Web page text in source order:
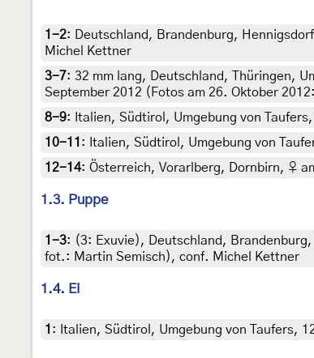
1-2:
Deutschland, Brandenburg,
Michel Kettner
3-7: 32 mm lang, Deutschland, Thüringen,
September 2012 (Fotos am 26. Oktober
8-9:
Italien, Südtirol, Umgebung von
10-11 :
Italien, Südtirol, Umgebung von
12-14: Österreich, Vorarlberg, Dornbirn, ♀
1.3. Puppe
1-3: (3: Exuvie), Deutschland,
fot.: Martin Semisch), conf. Michel Kettner
1.4. Ei
1 : Italien, Südtirol, Umgebung von Taufers,